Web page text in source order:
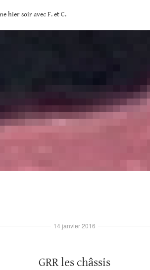
hier soir avec F. et C.
GRR les châssis
14 janvier 2016